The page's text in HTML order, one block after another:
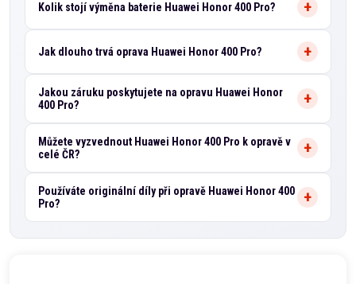
Kolik stojí výměna baterie Huawei Honor 400 Pro?
Jak dlouho trvá oprava Huawei Honor 400 Pro?
Jakou záruku poskytujete na opravu Huawei Honor
400 Pro?
Můžete vyzvednout Huawei Honor 400 Pro k opravě v
celé ČR?
Používáte originální díly při opravě Huawei Honor 400
Pro?